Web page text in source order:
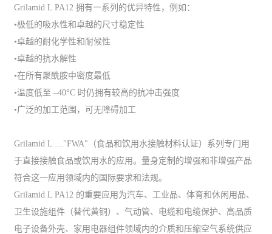
Grilamid L PA12 拥有一系列的优异特性，例如：
•极低的吸水性和卓越的尺寸稳定性
•卓越的耐化学性和耐候性
•卓越的抗水解性
•在所有聚酰胺中密度最低
•温度低至 –40°C 时仍拥有较高的抗冲击强度
•广泛的加工范围，可无障碍加工
Grilamid L …"FWA"（食品和饮用水接触材料认证）系列专门用
于直接接触食品或饮用水的应用。量身定制的增强和非增强产品
符合这一应用领域内的国际要求和法规。
Grilamid L PA12 的重要应用为汽车、工业品、体育和休闲用品、
卫生设施组件（替代黄铜）、气动管、电缆和电缆保护、高品质
电子设备外壳、家用电器组件领域内的介质和压缩空气系统供应